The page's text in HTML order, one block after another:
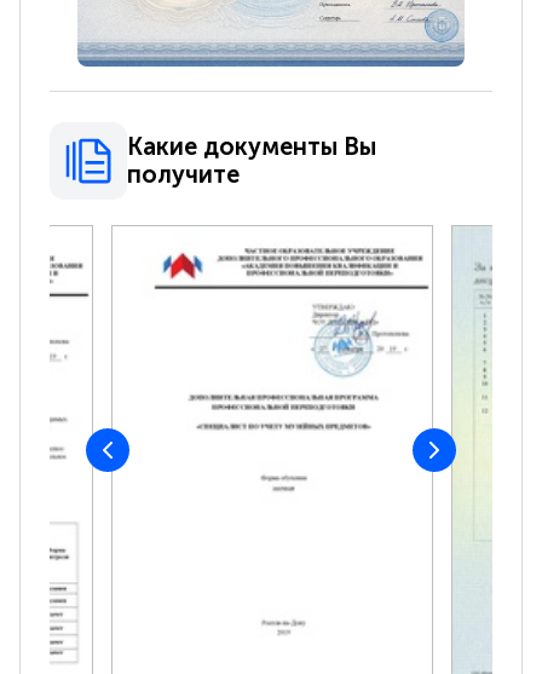
Какие документы Вы
получите